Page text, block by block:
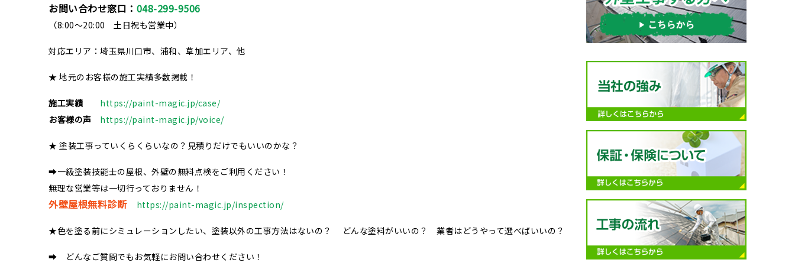
お問い合わせ窓口： 048-299-9506
（8:00～20:00 土日祝も営業中）
対応エリア：埼玉県川口市、浦和、草加エリア、他
★ 地元のお客様の施工実績多数掲載！
施工実績
https://paint-magic.jp/case/
お客様の声
https://paint-magic.jp/voice/
★ 塗装工事っていくらくらいなの？見積りだけでもいいのかな？
➡一級塗装技能士の屋根、外壁の無料点検をご利用ください！
無理な営業等は一切行っておりません！
外壁屋根無料診断 https://paint-magic.jp/inspection/
★色を塗る前にシミュレーションしたい、塗装以外の工事方法はないの？ どんな塗料がいいの？ 業者はどうやって選べばいいの？
➡ どんなご質問でもお気軽にお問い合わせください！